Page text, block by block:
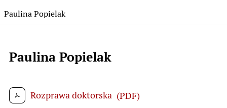
Paulina Popielak
Treść strony
Paulina Popielak
Rozprawa doktorska (PDF)